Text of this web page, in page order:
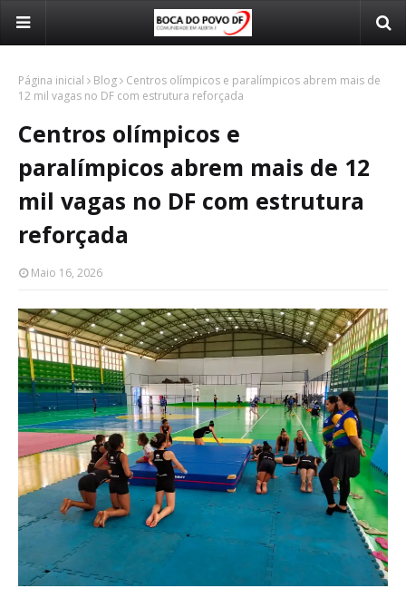
Página inicial Blog
Centros olímpicos e paralímpicos abrem mais de
12 mil vagas no DF com estrutura reforçada
Centros olímpicos e
paralímpicos abrem mais de 12
mil vagas no DF com estrutura
reforçada
Maio 16, 2026